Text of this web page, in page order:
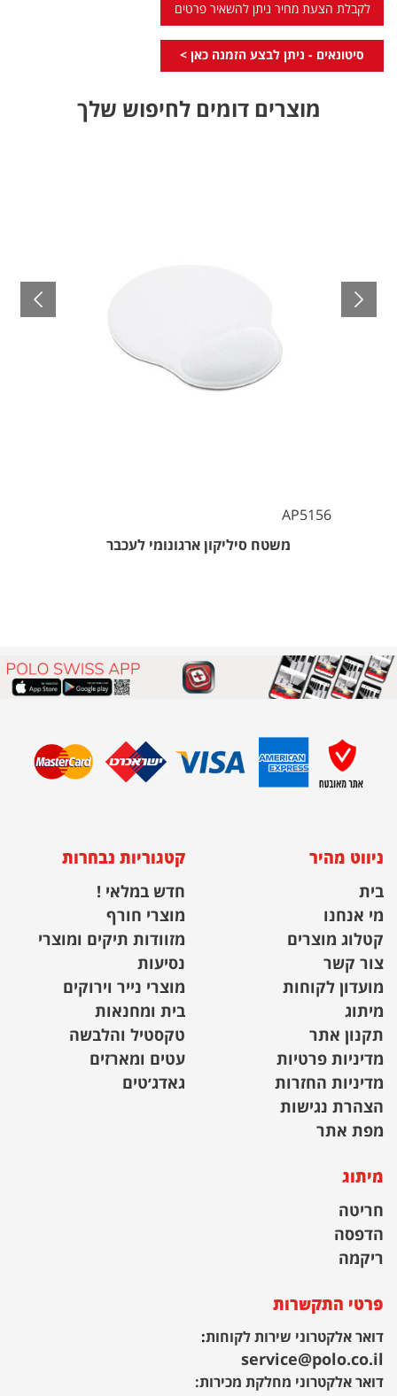
לקבלת הצעת מחיר ניתן להשאיר פרטים
סיטונאים - ניתן לבצע הזמנה כאן >
מוצרים דומים לחיפוש שלך
AP5156
משטח סיליקון ארגונומי לעכבר
ניווט מהיר
בית
מי אנחנו
קטלוג מוצרים
צור קשר
מועדון לקוחות
מיתוג
תקנון אתר
מדיניות פרטיות
מדיניות החזרות
הצהרת נגישות
מפת אתר
קטגוריות נבחרות
חדש במלאי !
מוצרי חורף
מזוודות תיקים ומוצרי
נסיעות
מוצרי נייר וירוקים
בית ומחנאות
טקסטיל והלבשה
עטים ומארזים
גאדג׳טים
מיתוג
חריטה
הדפסה
ריקמה
פרטי התקשרות
דואר אלקטרוני שירות לקוחות:
service@polo.co.il
דואר אלקטרוני מחלקת מכירות: